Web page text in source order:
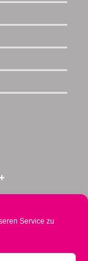
Service zu